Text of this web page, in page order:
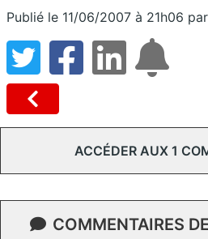
Publié le 11/06/2007 à 21h06 par
ACCÉDER AUX 1
COMMENTAIRES